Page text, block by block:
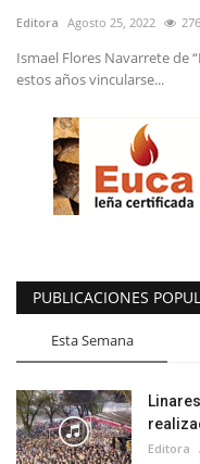
Editora Agosto 25, 2022
Ismael Flores Navarrete de
estos años vincularse...
PUBLICACIONES
Esta Semana
Editora